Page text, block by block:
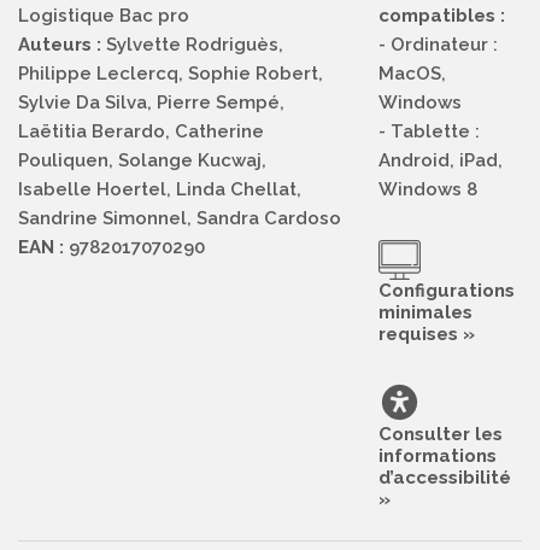
Logistique Bac pro
Auteurs : Sylvette Rodriguès,
Philippe Leclercq, Sophie Robert,
Sylvie Da Silva, Pierre Sempé,
Laëtitia Berardo, Catherine
Pouliquen, Solange Kucwaj,
Isabelle Hoertel, Linda Chellat,
Sandrine Simonnel, Sandra Cardoso
EAN : 9782017070290
compatibles :
- Ordinateur :
MacOS,
Windows
- Tablette :
Android, iPad,
Windows 8
Configurations
minimales
requises »
Consulter les
informations
d’accessibilité
»